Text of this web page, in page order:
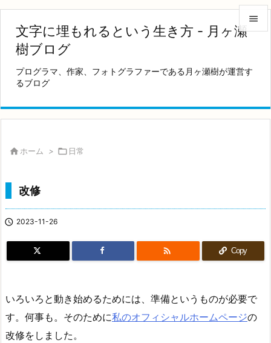
文字に埋もれるという生き方 - 月ヶ瀬
樹ブログ
プログラマ、作家、フォトグラファーである月ヶ瀬樹が運営す
るブログ



前へ
 ホーム >  日常
改修
 2023-11-26
 Copy
いろいろと動き始めるためには、準備というものが必要で
す。何事も。そのために私のオフィシャルホームページの
改修をしました。